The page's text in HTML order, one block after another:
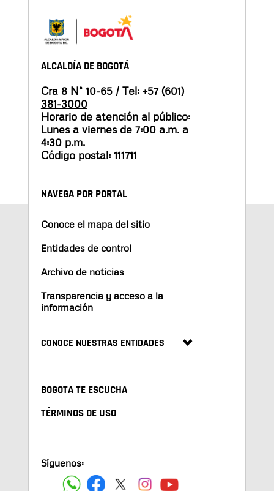
ALCALDÍA DE BOGOTÁ
Cra 8 N° 10-65 / Tel: +57 (601)
381-3000
Horario de atención al público:
Lunes a viernes de 7:00 a.m. a
4:30 p.m.
Código postal: 111711
NAVEGA POR PORTAL
Conoce el mapa del sitio
Entidades de control
Archivo de noticias
Transparencia y acceso a la
información
CONOCE NUESTRAS ENTIDADES
BOGOTA TE ESCUCHA
TÉRMINOS DE USO
Síguenos: